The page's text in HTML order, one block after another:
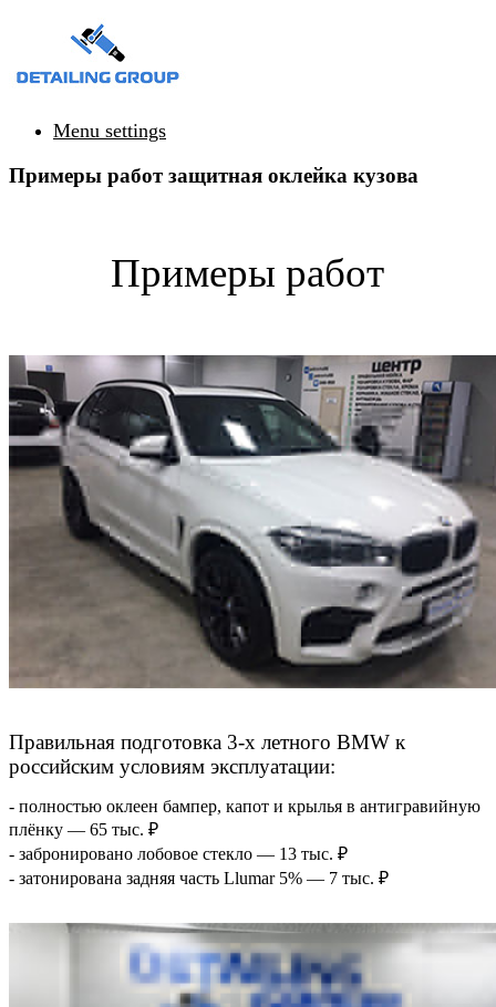
Menu settings
Примеры работ защитная оклейка кузова
Примеры работ
Правильная подготовка 3-х летного BMW к
российским условиям эксплуатации:
- полностью оклеен бампер, капот и крылья в антигравийную
плёнку — 65 тыс. ₽
- забронировано лобовое стекло — 13 тыс. ₽
- затонирована задняя часть Llumar 5% — 7 тыс. ₽